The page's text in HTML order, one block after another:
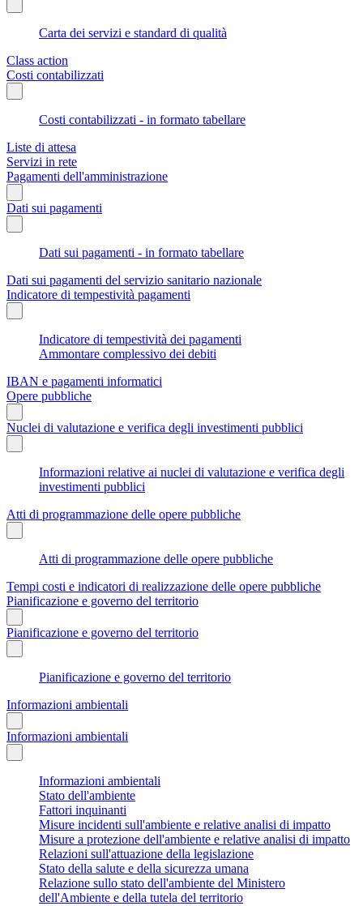
Carta dei servizi e standard di qualità
Class action
Costi contabilizzati
Costi contabilizzati - in formato tabellare
Liste di attesa
Servizi in rete
Pagamenti dell'amministrazione
Dati sui pagamenti
Dati sui pagamenti - in formato tabellare
Dati sui pagamenti del servizio sanitario nazionale
Indicatore di tempestività pagamenti
Indicatore di tempestività dei pagamenti
Ammontare complessivo dei debiti
IBAN e pagamenti informatici
Opere pubbliche
Nuclei di valutazione e verifica degli investimenti pubblici
Informazioni relative ai nuclei di valutazione e verifica degli
investimenti pubblici
Atti di programmazione delle opere pubbliche
Atti di programmazione delle opere pubbliche
Tempi costi e indicatori di realizzazione delle opere pubbliche
Pianificazione e governo del territorio
Pianificazione e governo del territorio
Pianificazione e governo del territorio
Informazioni ambientali
Informazioni ambientali
Informazioni ambientali
Stato dell'ambiente
Fattori inquinanti
Misure incidenti sull'ambiente e relative analisi di impatto
Misure a protezione dell'ambiente e relative analisi di impatto
Relazioni sull'attuazione della legislazione
Stato della salute e della sicurezza umana
Relazione sullo stato dell'ambiente del Ministero
dell'Ambiente e della tutela del territorio